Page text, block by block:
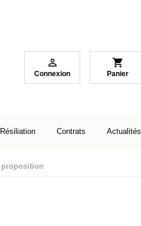

Connexion
shopping_cart
Panier
Résiliation Contrats Actualités
proposition